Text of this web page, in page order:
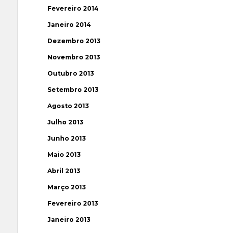
Fevereiro 2014
Janeiro 2014
Dezembro 2013
Novembro 2013
Outubro 2013
Setembro 2013
Agosto 2013
Julho 2013
Junho 2013
Maio 2013
Abril 2013
Março 2013
Fevereiro 2013
Janeiro 2013